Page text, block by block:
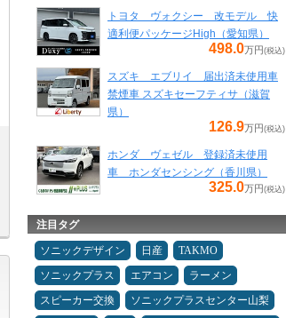
トヨタ ヴォクシー 改モデル 快
適利便パッケージHigh（愛知県）
498.0万円(税込)
スズキ エブリイ 届出済未使用車
禁煙車 スズキセーフティサ（滋賀
県）
126.9万円(税込)
ホンダ ヴェゼル 登録済未使用
車 ホンダセンシング（香川県）
325.0万円(税込)
注目タグ
ソニックデザイン 日産
TAKMO
ソニックプラス
エアコン
ラーメン
スピーカー交換
ソニックプラスセンター山梨